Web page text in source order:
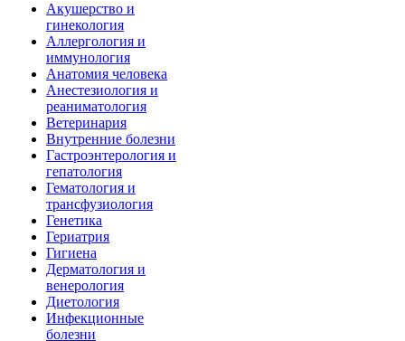
Акушерство и
гинекология
Аллергология и
иммунология
Анатомия человека
Анестезиология и
реаниматология
Ветеринария
Внутренние болезни
Гастроэнтерология и
гепатология
Гематология и
трансфузиология
Генетика
Гериатрия
Гигиена
Дерматология и
венерология
Диетология
Инфекционные
болезни